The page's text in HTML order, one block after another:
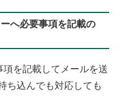
へ必要事項を記載の
を記載してメールを送
ち込んでも対応しても